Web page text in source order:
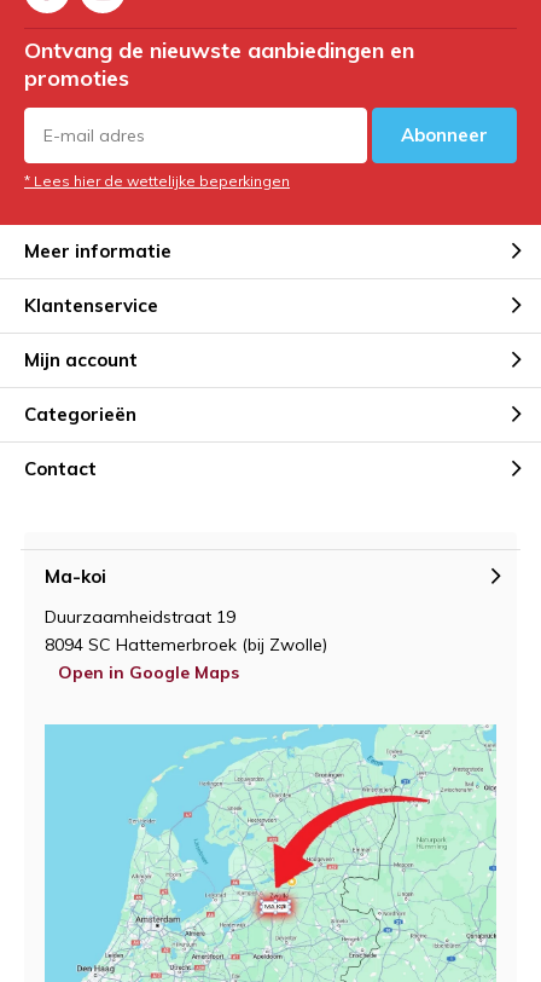
Ontvang de nieuwste aanbiedingen en
promoties
Abonneer
* Lees hier de wettelijke beperkingen
Meer informatie
Klantenservice
Mijn account
Categorieën
Contact
Ma-koi
Duurzaamheidstraat 19
8094 SC Hattemerbroek (bij Zwolle)
Open in Google Maps